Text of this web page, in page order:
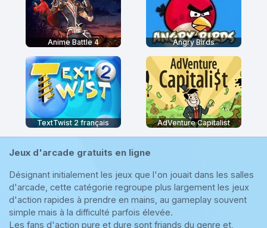
Anime Battle 4 Angry Birds
TextTwist 2 français AdVenture Capitalist
Jeux d'arcade gratuits en ligne
Désignant initialement les jeux que l'on jouait dans les salles
d'arcade, cette catégorie regroupe plus largement les jeux
d'action rapides à prendre en mains, au gameplay souvent
simple mais à la difficulté parfois élevée.
Les fans d'action pure et dure sont friands du genre et,